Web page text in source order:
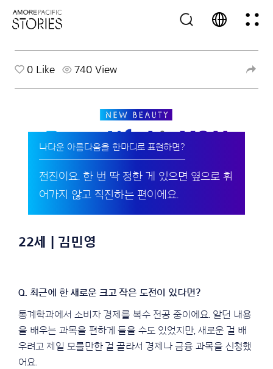
0 Like 740 View
나다운 아름다움을 한마디로 표현하면?
전진이요. 한 번 딱 정한 게 있으면 옆으로 휘
어가지 않고 직진하는 편이에요.
22세 | 김민영
통계학과에서 소비자 경제를 복수 전공 중이에요. 알던 내용
을 배우는 과목을 편하게 들을 수도 있었지만, 새로운 걸 배
우려고 제일 모를만한 걸 골라서 경제나 금융 과목을 신청했
어요.